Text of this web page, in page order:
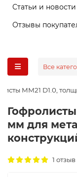
Статьи и новости
Отзывы
Все
ММ21 D1.0,
мм для
1 отзыв